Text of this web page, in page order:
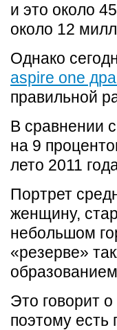
и это около
около 12
Однако
aspire one
правильной
В сравнении
на 9
лето 2011
Портрет
женщину,
небольшом
«резерве»
Это говорит
поэтому есть